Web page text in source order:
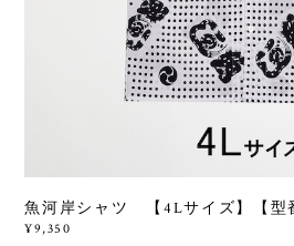
魚河岸シャツ 【4Lサイズ】【型
¥9,350